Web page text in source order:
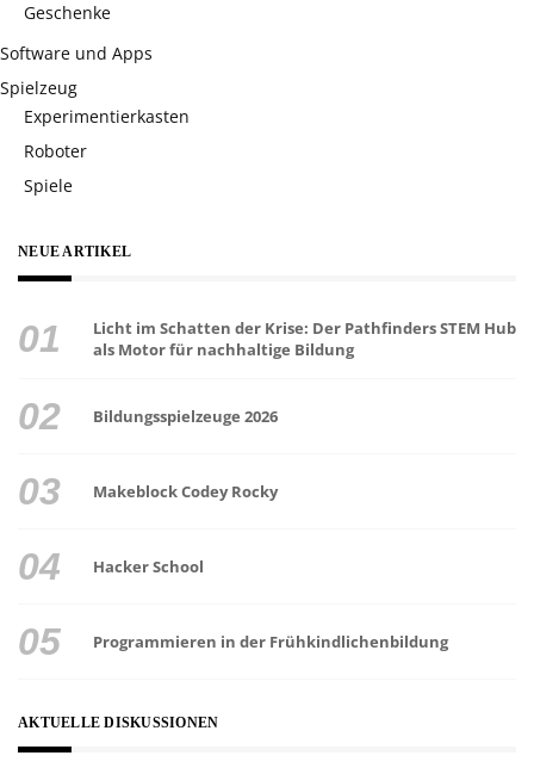
Geschenke
Software und Apps
Spielzeug
Experimentierkasten
Roboter
Spiele
NEUE ARTIKEL
Licht im Schatten der Krise: Der Pathfinders STEM Hub
als Motor für nachhaltige Bildung
Bildungsspielzeuge 2026
Makeblock Codey Rocky
Hacker School
Programmieren in der Frühkindlichenbildung
AKTUELLE DISKUSSIONEN